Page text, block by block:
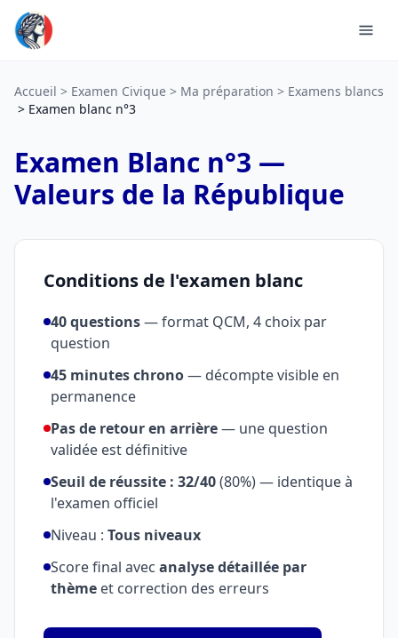
Accueil Examen Civique Ma préparation
Examens blancs
Examen blanc n°3
Examen Blanc n°3 —
Valeurs de la République
Conditions de l'examen blanc
40 questions— format QCM, 4 choix par
question
45 minutes chrono— décompte visible en
permanence
Pas de retour en arrière— une question
validée est définitive
Seuil de réussite : 32/40(80%) — identique à
l'examen officiel
Niveau : Tous niveaux
Score final avec analyse détaillée par
thème et correction des erreurs